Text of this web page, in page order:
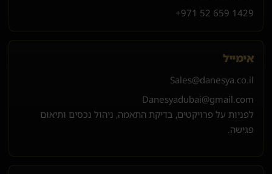
+971 52 659 1429
אימייל
Sales@danesya.co.il
Danesyadubai@gmail.com
לפניות על פרויקטים, בדיקת התאמה, ניהול נכסים ותיאום
פגישה.